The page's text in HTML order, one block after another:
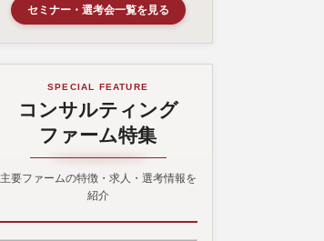
セミナー・選考会一覧を見る
SPECIAL FEATURE
コンサルティング
ファーム特集
主要ファームの特徴・求人・選考情報を
紹介